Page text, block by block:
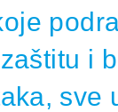
i
sve